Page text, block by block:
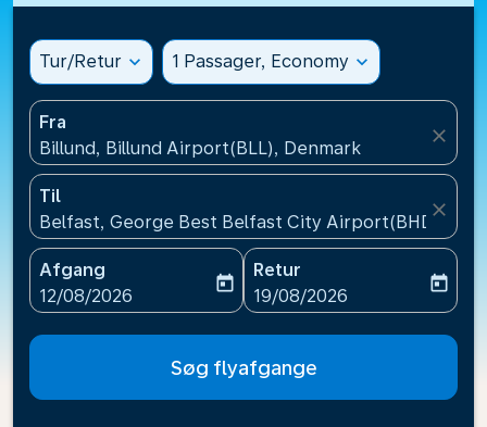
Tur/Retur expand_more 1 Passager, Economy expand_more
Fra
Billund, Billund Airport(BLL), Denmark
close
Til
Belfast, George Best Belfast City Airport(BHD),
close
Afgang
fc-booking-departure-date-aria-label
12/08/2026
today
Retur
fc-booking-return-date-
19/08/2026
today
Søg flyafgange